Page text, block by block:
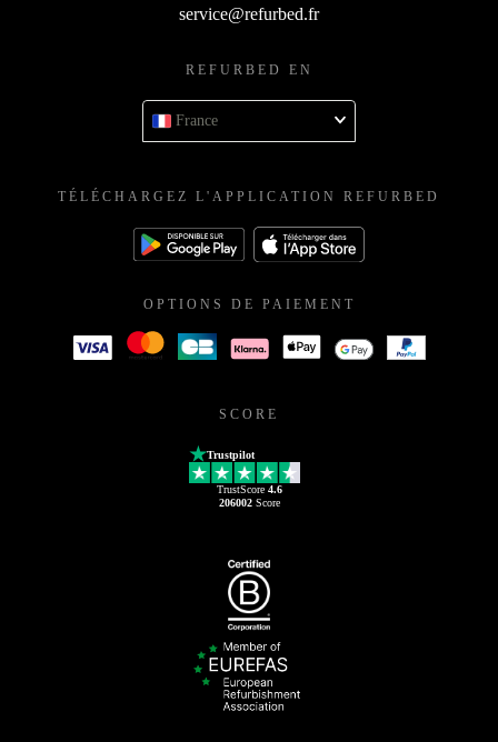
service@refurbed.fr
REFURBED EN
France
TÉLÉCHARGEZ L'APPLICATION REFURBED
OPTIONS DE PAIEMENT
SCORE
Trustpilot
TrustScore 4.6
206002Score